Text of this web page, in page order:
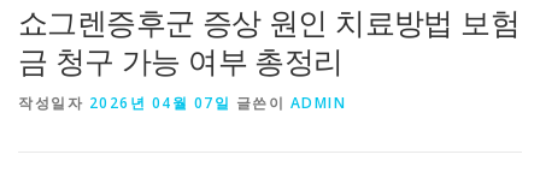
쇼그렌증후군 증상 원인 치료방법 보험
금 청구 가능 여부 총정리
작성일자 2026년 04월 07일 글쓴이 ADMIN